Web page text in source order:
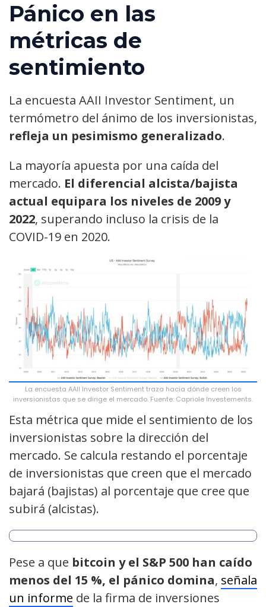
Pánico en las
métricas de
sentimiento
La encuesta AAII Investor Sentiment, un
termómetro del ánimo de los inversionistas,
refleja un pesimismo generalizado.
La mayoría apuesta por una caída del
mercado. El diferencial alcista/bajista
actual equipara los niveles de 2009 y
2022, superando incluso la crisis de la
COVID-19 en 2020.
La encuesta AAII Investor Sentiment traza hacia dónde creen los
inversionistas que se dirige el mercado. Fuente: Capriole Investements.
Esta métrica que mide el sentimiento de los
inversionistas sobre la dirección del
mercado. Se calcula restando el porcentaje
de inversionistas que creen que el mercado
bajará (bajistas) al porcentaje que cree que
subirá (alcistas).
Pese a que bitcoin y el S&P 500 han caído
menos del 15 %, el pánico domina, señala
un informe de la firma de inversiones